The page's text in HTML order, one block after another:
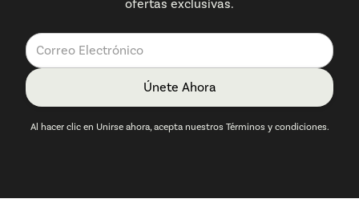
ofertas exclusivas.
Al hacer clic en Unirse ahora, acepta nuestros Términos y condiciones.